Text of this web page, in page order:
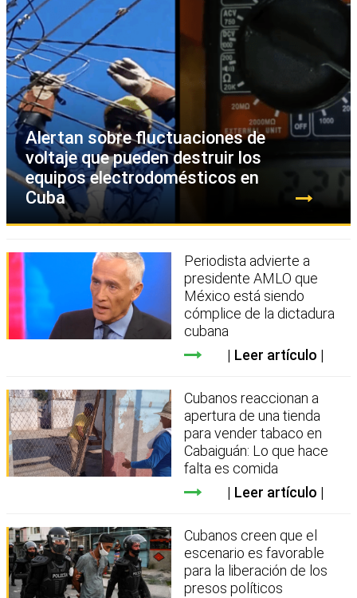
Alertan sobre fluctuaciones de
voltaje que pueden destruir los
equipos electrodomésticos en
Cuba
Periodista advierte a
presidente AMLO que
México está siendo
cómplice de la dictadura
cubana
Leer artículo
Cubanos reaccionan a
apertura de una tienda
para vender tabaco en
Cabaiguán: Lo que hace
falta es comida
Leer artículo
Cubanos creen que el
escenario es favorable
para la liberación de los
presos políticos